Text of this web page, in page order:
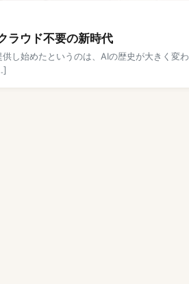
ウド不要の新時代
し始めたというのは、AIの歴史が大きく変わ